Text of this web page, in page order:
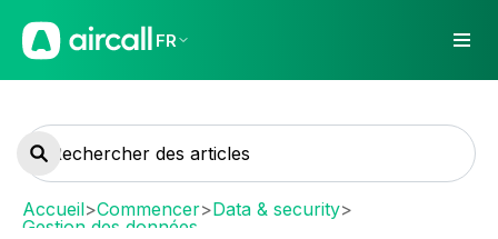
FR
Accueil>Commencer>Data & security>
Gestion des données